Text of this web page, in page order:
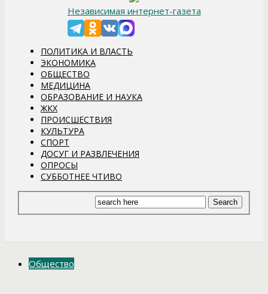
Независимая интернет-газета
ПОЛИТИКА И ВЛАСТЬ
ЭКОНОМИКА
ОБЩЕСТВО
МЕДИЦИНА
ОБРАЗОВАНИЕ И НАУКА
ЖКХ
ПРОИСШЕСТВИЯ
КУЛЬТУРА
СПОРТ
ДОСУГ И РАЗВЛЕЧЕНИЯ
ОПРОСЫ
СУББОТНЕЕ ЧТИВО
Общество